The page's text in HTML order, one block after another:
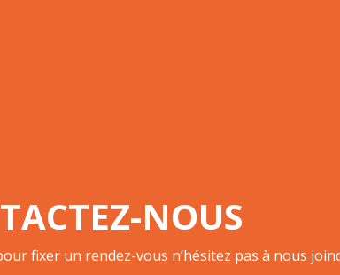
NOUS
fixer un rendez-vous n’hésitez pas à nous